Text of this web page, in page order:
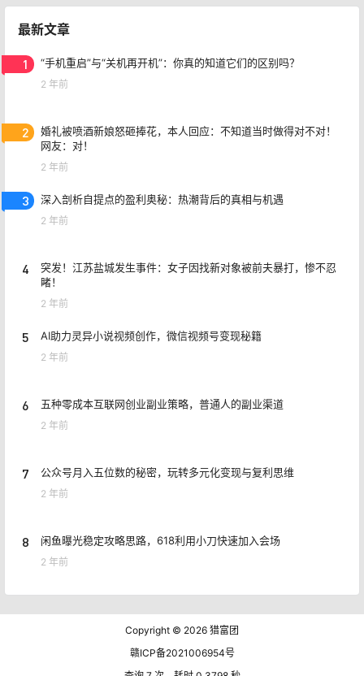
最新文章
1 “手机重启”与“关机再开机”：你真的知道它们的区别吗？
2 年前
2
婚礼被喷酒新娘怒砸捧花，本人回应：不知道当时做得对不对！
网友：对！
2 年前
3 深入剖析自提点的盈利奥秘：热潮背后的真相与机遇
2 年前
4
突发！江苏盐城发生事件：女子因找新对象被前夫暴打，惨不忍
睹！
2 年前
5 AI助力灵异小说视频创作，微信视频号变现秘籍
2 年前
6 五种零成本互联网创业副业策略，普通人的副业渠道
2 年前
7 公众号月入五位数的秘密，玩转多元化变现与复利思维
2 年前
8 闲鱼曝光稳定攻略思路，618利用小刀快速加入会场
2 年前
Copyright © 2026 猎富团
赣ICP备2021006954号